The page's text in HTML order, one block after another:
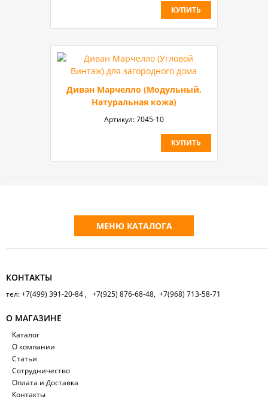
КУПИТЬ
Диван Марчелло (Модульный,
Натуральная кожа)
Артикул:7045-10
КУПИТЬ
МЕНЮ КАТАЛОГА
КОНТАКТЫ
тел: +7(499) 391-20-84 , +7(925) 876-68-48, +7(968) 713-58-71
О МАГАЗИНЕ
Каталог
О компании
Статьи
Сотрудничество
Оплата и Доставка
Контакты